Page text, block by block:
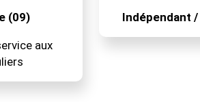
(09)
aux
Indépendant